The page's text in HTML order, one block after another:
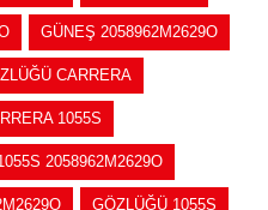
GÜNEŞ 2058962M2629O
CARRERA
1055S
2058962M2629O
GÖZLÜĞÜ 1055S